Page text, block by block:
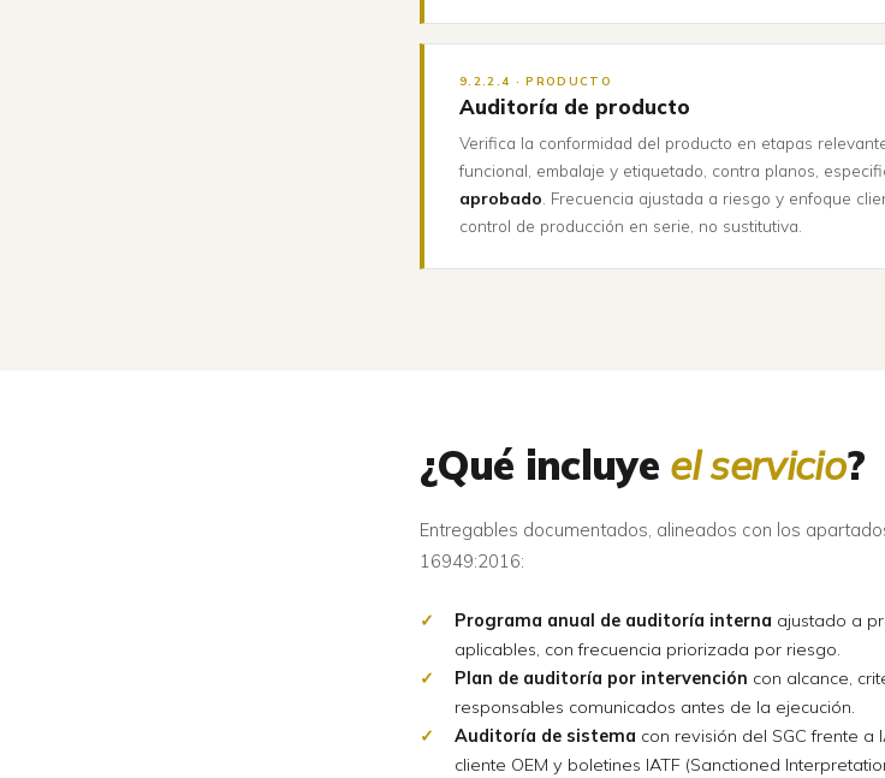
9.2.2.4 · PRODUCTO
Auditoría de producto
Verifica la conformidad del producto en etapas
funcional, embalaje y etiquetado, contra planos,
aprobado . Frecuencia ajustada a riesgo y enfoque
control de producción en serie, no sustitutiva.
¿Qué incluye el servicio?
Entregables documentados, alineados con los
16949:2016:
Programa anual de auditoría interna ajustado a
aplicables, con frecuencia priorizada por riesgo.
Plan de auditoría por intervención con alcance,
responsables comunicados antes de la ejecución.
Auditoría de sistema con revisión del SGC frente a
cliente OEM y boletines IATF (Sanctioned